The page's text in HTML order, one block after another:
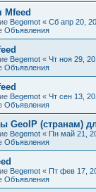
Mfeed
Begemot « Сб апр 20,
Объявления
Begemot « Чт ноя 29,
Объявления
Begemot « Чт сен 13,
Объявления
GeoIP (странам)
Begemot « Пн май 21,
Объявления
Begemot « Пт фев 17,
Объявления